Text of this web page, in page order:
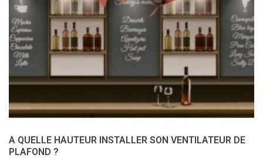
A QUELLE HAUTEUR INSTALLER SON VENTILATEUR DE
PLAFOND ?